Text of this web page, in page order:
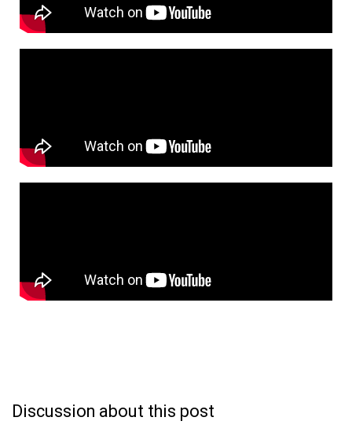
Discussion about this post